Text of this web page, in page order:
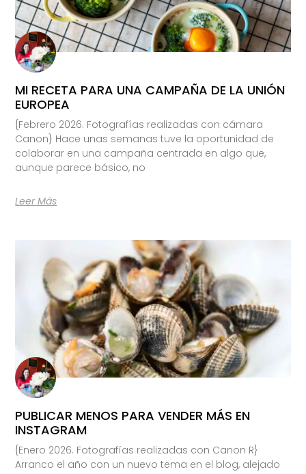
MI RECETA PARA UNA CAMPAÑA DE LA UNIÓN
EUROPEA
{Febrero 2026. Fotografías realizadas con cámara
Canon} Hace unas semanas tuve la oportunidad de
colaborar en una campaña centrada en algo que,
aunque parece básico, no
Leer Más
PUBLICAR MENOS PARA VENDER MÁS EN
INSTAGRAM
{Enero 2026. Fotografías realizadas con Canon R}
Arranco el año con un nuevo tema en el blog, alejado